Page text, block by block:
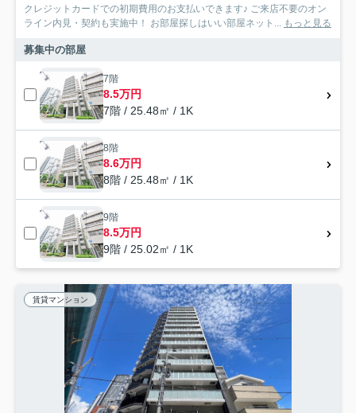
クレジットカードでの初期費用のお支払いできます♪ ご来店不要のオン
ライン内見・契約も実施中！ お部屋探しはいい部屋ネット...
もっと見る
募集中の部屋
7階
8.5万円
7階 / 25.48㎡ / 1K
8階
8.6万円
8階 / 25.48㎡ / 1K
9階
8.5万円
9階 / 25.02㎡ / 1K
賃貸マンション